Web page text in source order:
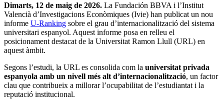
Dimarts, 12 de maig de 2026. La Fundación BBVA i l’Institut
Valencià d’Investigacions Econòmiques (Ivie) han publicat un nou
informe U-Ranking sobre el grau d’internacionalització del sistema
universitari espanyol. Aquest informe posa en relleu el
posicionament destacat de la Universitat Ramon Llull (URL) en
aquest àmbit.
Segons l’estudi, la URL es consolida com la universitat privada
espanyola amb un nivell més alt d’internacionalització, un factor
clau que contribueix a millorar l’ocupabilitat de l’estudiantat i la
reputació institucional.